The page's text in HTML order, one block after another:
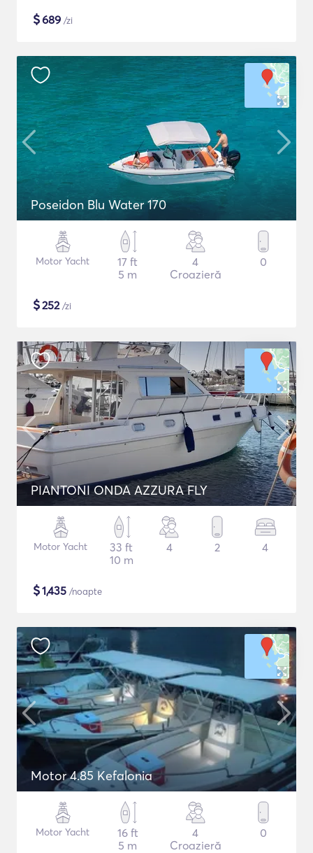
$689 /zi
Poseidon Blu Water 170
Motor Yacht
17 ft
5 m
4
Croazieră
0
$252/zi
PIANTONI ONDA AZZURA FLY
Motor Yacht
33 ft
10 m
4 2 4
$1,435 /noapte
Motor 4.85 Kefalonia
Motor Yacht
16 ft
5 m
4
Croazieră
0